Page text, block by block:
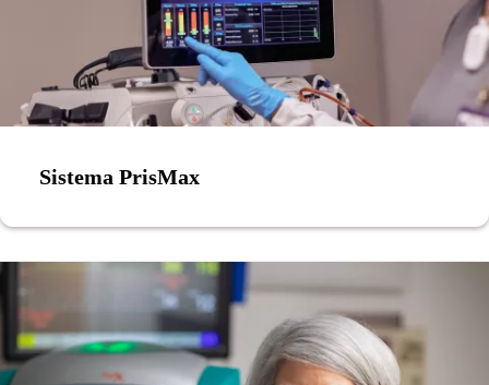
Sistema PrisMax